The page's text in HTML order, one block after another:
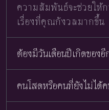
ความสัมพันธ์จะช่วยให้
เรื่องที่คุณกังวลมากขึ้น
ต้องมีวันเดือนปีเกิดของ
คนโสดหรือคนที่ยังไม่ได้